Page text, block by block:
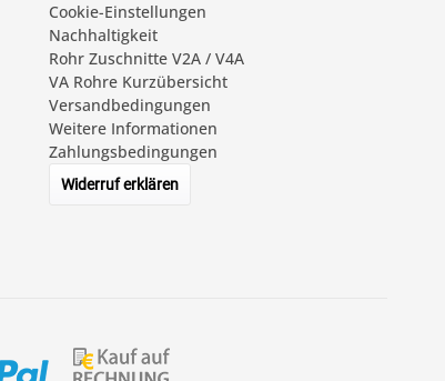
Cookie-Einstellungen
Nachhaltigkeit
Rohr Zuschnitte V2A / V4A
VA Rohre Kurzübersicht
Versandbedingungen
Weitere Informationen
Zahlungsbedingungen
Widerruf erklären